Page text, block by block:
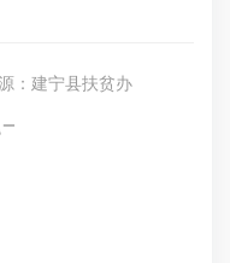
：建宁县扶贫办